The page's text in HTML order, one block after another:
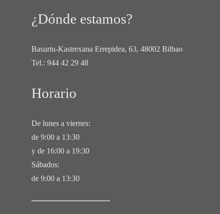
¿Dónde estamos?
Basurtu-Kastrexana Errepidea, 63, 48002 Bilbao
Tel.: 944 42 29 48
Horario
De lunes a viernes:
de 9:00 a 13:30
y de 16:00 a 19:30
Sábados:
de 9:00 a 13:30